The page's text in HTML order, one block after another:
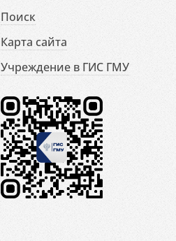
Поиск
Карта сайта
Учреждение в ГИС ГМУ